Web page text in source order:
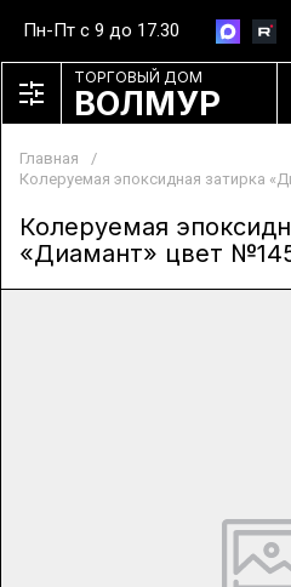
Пн-Пт с 9 до 17.30
ТОРГОВЫЙ ДОМ
ВОЛМУР
Главная
/
Колеруемая эпоксидная затирка
Колеруемая
«Диамант» цвет